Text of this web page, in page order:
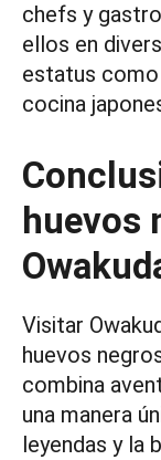
chefs y
ellos en
estatus
cocina
huevos
Visitar
huevos
combina
una manera
leyendas y la